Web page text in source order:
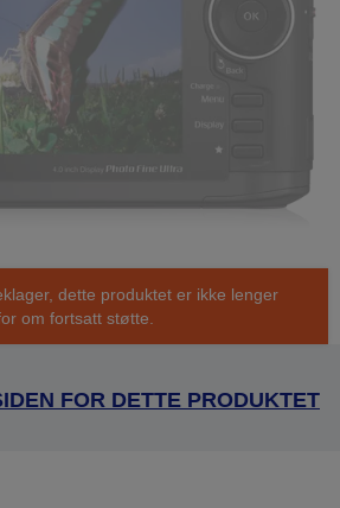
dette produktet er ikke lenger
om fortsatt støtte.
FOR DETTE PRODUKTET